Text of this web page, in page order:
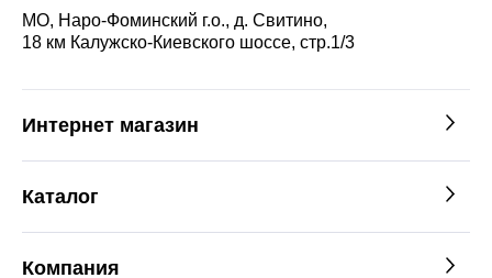
МО, Наро-Фоминский г.о., д. Свитино,
18 км Калужско-Киевского шоссе, стр.1/3
Интернет магазин
Каталог
Компания